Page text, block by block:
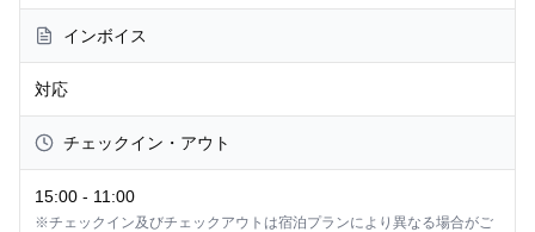
インボイス
対応
チェックイン・アウト
15:00 - 11:00
※チェックイン及びチェックアウトは宿泊プランにより異なる場合がご